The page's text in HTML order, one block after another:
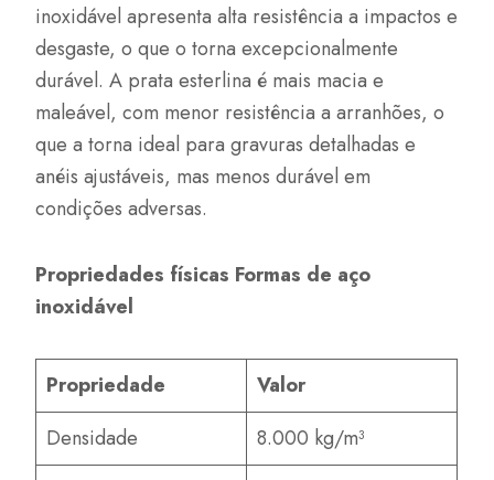
inoxidável apresenta alta resistência a impactos e
desgaste, o que o torna excepcionalmente
durável. A prata esterlina é mais macia e
maleável, com menor resistência a arranhões, o
que a torna ideal para gravuras detalhadas e
anéis ajustáveis, mas menos durável em
condições adversas.
Propriedades físicas Formas de aço
inoxidável
Propriedade
Valor
Densidade
8.000 kg/m³